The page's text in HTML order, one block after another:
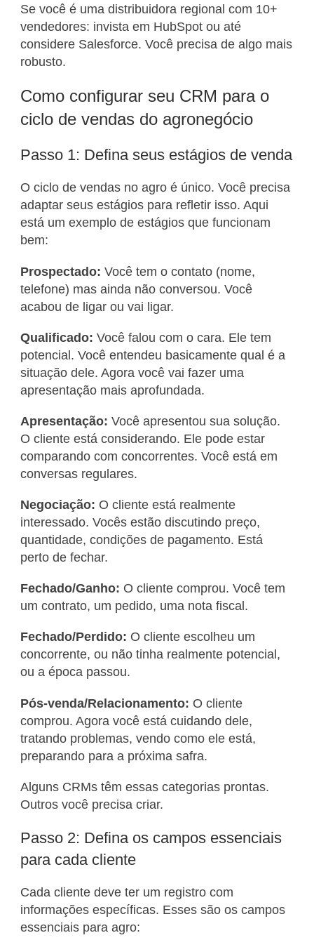
Se você é uma distribuidora regional com 10+
vendedores: invista em HubSpot ou até
considere Salesforce. Você precisa de algo mais
robusto.
Como configurar seu CRM para o
ciclo de vendas do agronegócio
Passo 1: Defina seus estágios de venda
O ciclo de vendas no agro é único. Você precisa
adaptar seus estágios para refletir isso. Aqui
está um exemplo de estágios que funcionam
bem:
Prospectado: Você tem o contato (nome,
telefone) mas ainda não conversou. Você
acabou de ligar ou vai ligar.
Qualificado: Você falou com o cara. Ele tem
potencial. Você entendeu basicamente qual é a
situação dele. Agora você vai fazer uma
apresentação mais aprofundada.
Apresentação: Você apresentou sua solução.
O cliente está considerando. Ele pode estar
comparando com concorrentes. Você está em
conversas regulares.
Negociação: O cliente está realmente
interessado. Vocês estão discutindo preço,
quantidade, condições de pagamento. Está
perto de fechar.
Fechado/Ganho: O cliente comprou. Você tem
um contrato, um pedido, uma nota fiscal.
Fechado/Perdido: O cliente escolheu um
concorrente, ou não tinha realmente potencial,
ou a época passou.
Pós-venda/Relacionamento: O cliente
comprou. Agora você está cuidando dele,
tratando problemas, vendo como ele está,
preparando para a próxima safra.
Alguns CRMs têm essas categorias prontas.
Outros você precisa criar.
Passo 2: Defina os campos essenciais
para cada cliente
Cada cliente deve ter um registro com
informações específicas. Esses são os campos
essenciais para agro: